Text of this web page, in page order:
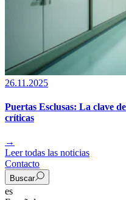
26.11.2025
Puertas Esclusas: La clave
críticas
→
Leer todas las noticias
Contacto
Buscar
es